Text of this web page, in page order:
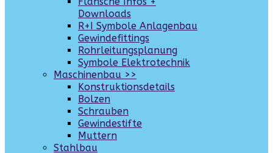
Downloads
R+I Symbole Anlagenbau
Gewindefittings
Rohrleitungsplanung
Symbole Elektrotechnik
Maschinenbau >>
Konstruktionsdetails
Bolzen
Schrauben
Gewindestifte
Muttern
Stahlbau